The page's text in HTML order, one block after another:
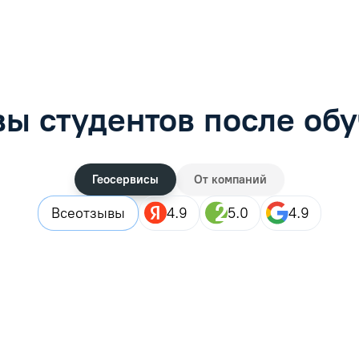
студентов после
Геосервисы От компаний
Всеотзывы 4.9 5.0 4.9